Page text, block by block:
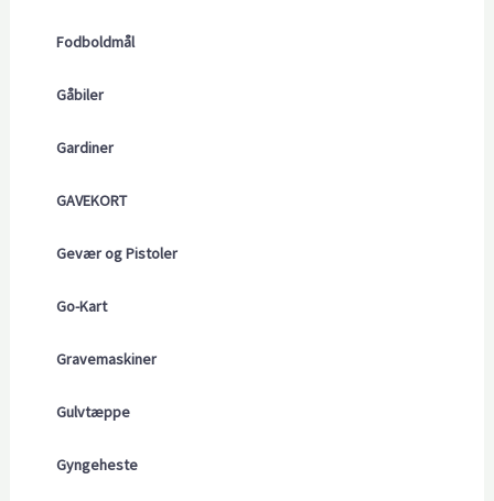
Fodboldmål
Gåbiler
Gardiner
GAVEKORT
Gevær og Pistoler
Go-Kart
Gravemaskiner
Gulvtæppe
Gyngeheste